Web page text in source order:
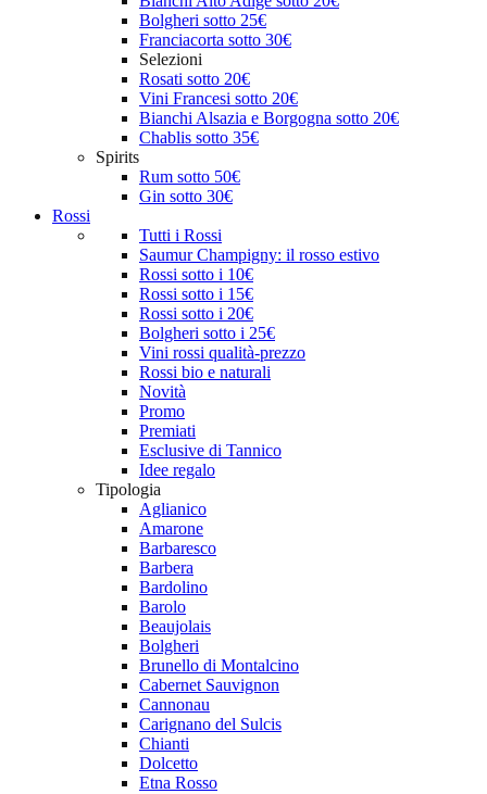
Bolgheri sotto 25€
Franciacorta sotto 30€
Selezioni
Rosati sotto 20€
Vini Francesi sotto 20€
Bianchi Alsazia e Borgogna sotto 20€
Chablis sotto 35€
Spirits
Rum sotto 50€
Gin sotto 30€
Rossi
Tutti i Rossi
Saumur Champigny: il rosso estivo
Rossi sotto i 10€
Rossi sotto i 15€
Rossi sotto i 20€
Bolgheri sotto i 25€
Vini rossi qualità-prezzo
Rossi bio e naturali
Novità
Promo
Premiati
Esclusive di Tannico
Idee regalo
Tipologia
Aglianico
Amarone
Barbaresco
Barbera
Bardolino
Barolo
Beaujolais
Bolgheri
Brunello di Montalcino
Cabernet Sauvignon
Cannonau
Carignano del Sulcis
Chianti
Dolcetto
Etna Rosso